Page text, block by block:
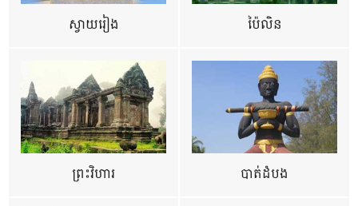
ស្វាយរៀង ប៉ៃលិន
ព្រះវិហារ បាត់ដំបង